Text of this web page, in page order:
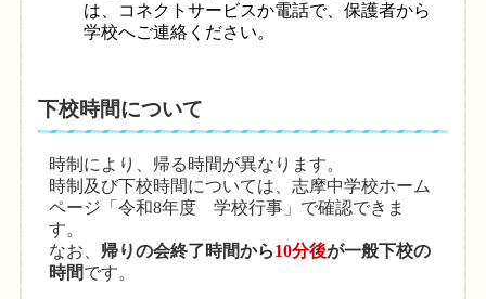
は 、コネクトサービスか電話で、保護者から
学校へご連絡ください。
下校時間について
時制により、帰る時間が異なります。
時制及び下校時間については、志摩中学校ホーム
ページ「令和8年度 学校行事」で確認できま
す。
なお、 帰りの会終了時間から10分後が一般下校の
時間です。